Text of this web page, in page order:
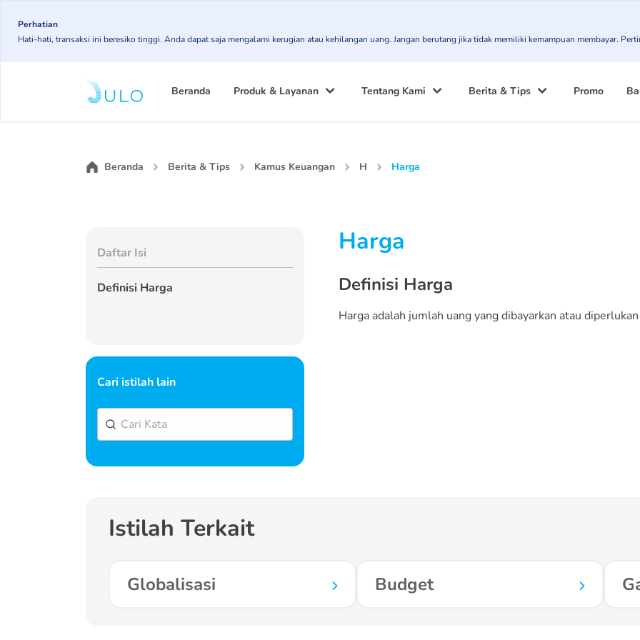
main
Perhatian
Hati-hati, transaksi ini beresiko tinggi. Anda dapat saja mengalami kerugian atau kehilangan uang. Jangan berutang jika tidak memiliki kemampuan membayar.
navigation
Beranda Produk & Layanan Tentang Kami Berita & Tips Promo
Beranda Berita & Tips Kamus Keuangan H Harga
Daftar Isi
Definisi Harga
Cari istilah lain
Harga
Definisi Harga
Harga adalah jumlah uang yang dibayarkan atau
Istilah Terkait
Globalisasi Budget